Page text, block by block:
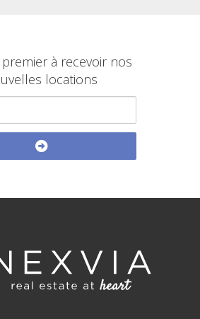
à recevoir nos
locations